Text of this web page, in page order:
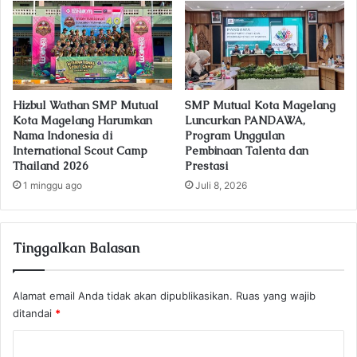
Hizbul Wathan SMP Mutual
Kota Magelang Harumkan
Nama Indonesia di
International Scout Camp
Thailand 2026
1 minggu ago
SMP Mutual Kota Magelang
Luncurkan PANDAWA,
Program Unggulan
Pembinaan Talenta dan
Prestasi
Juli 8, 2026
Tinggalkan Balasan
Alamat email Anda tidak akan dipublikasikan. Ruas yang wajib
ditandai *